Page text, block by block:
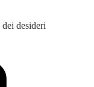
desideri